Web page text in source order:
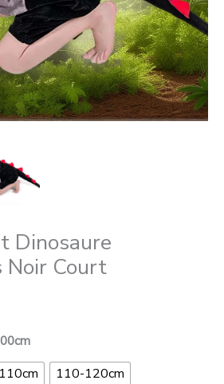
Dinosaure
Noir Court
110-120cm